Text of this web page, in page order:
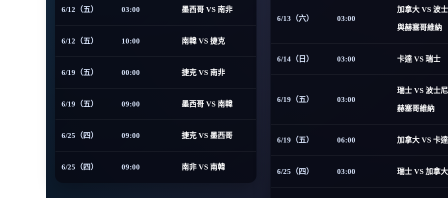
6/12（五） 03:00 墨西哥 VS 南非
6/12（五） 10:00 南韓 VS 捷克
6/19（五） 00:00 捷克 VS 南非
6/19（五） 09:00 墨西哥 VS 南韓
6/25（四） 09:00 捷克 VS 墨西哥
6/25（四） 09:00 南非 VS 南韓
6/13（六） 03:00
加拿大 VS 波
與赫塞哥維納
6/14（日） 03:00 卡達 VS 瑞士
6/19（五） 03:00
瑞士 VS 波士
赫塞哥維納
6/19（五） 06:00 加拿大 VS 卡達
6/25（四） 03:00 瑞士 VS 加拿大